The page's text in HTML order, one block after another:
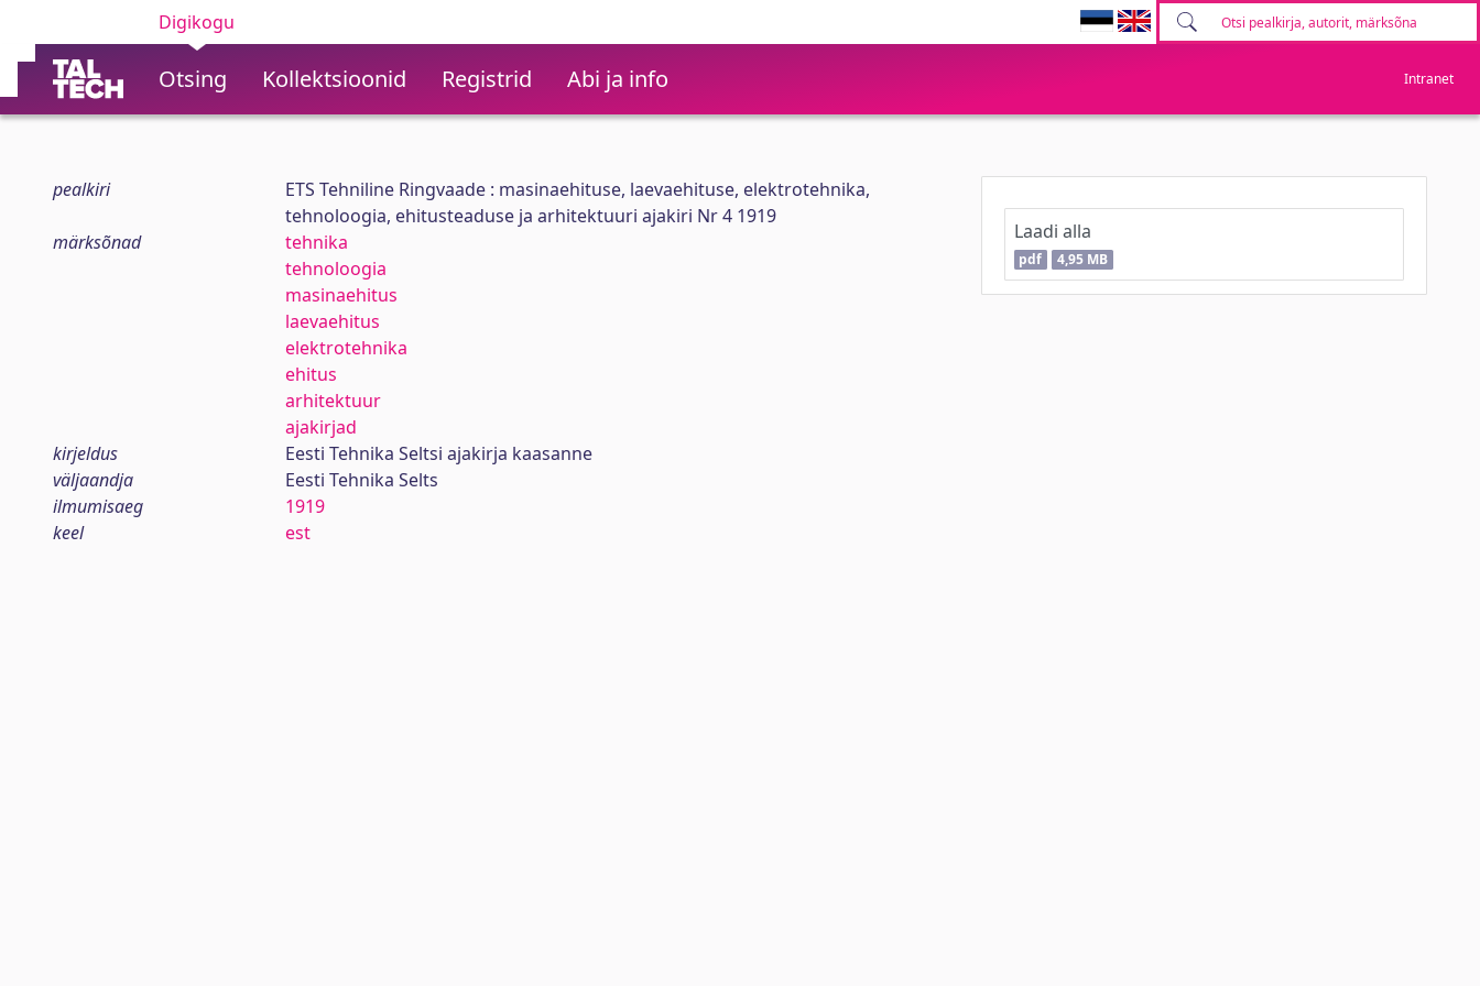
Digikogu
Otsing Kollektsioonid Registrid Abi ja info Intranet
pealkiri
ETS Tehniline Ringvaade : masinaehituse, laevaehituse, elektrotehnika,
tehnoloogia, ehitusteaduse ja arhitektuuri ajakiri Nr 4 1919
märksõnad
tehnika
tehnoloogia
masinaehitus
laevaehitus
elektrotehnika
ehitus
arhitektuur
ajakirjad
kirjeldus
Eesti Tehnika Seltsi ajakirja kaasanne
väljaandja
Eesti Tehnika Selts
ilmumisaeg
1919
keel
est
Laadi alla
pdf 4,95 MB